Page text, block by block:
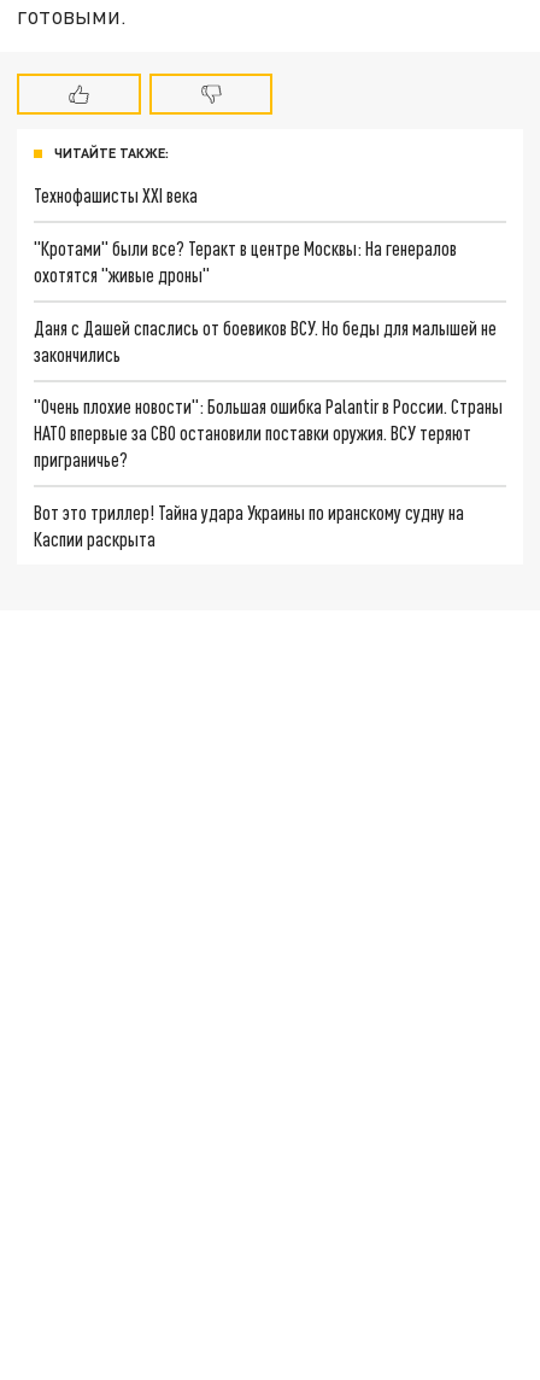
готовыми.
ЧИТАЙТЕ ТАКЖЕ:
Технофашисты XXI века
"Кротами" были все? Теракт в центре Москвы: На генералов
охотятся "живые дроны"
Даня с Дашей спаслись от боевиков ВСУ. Но беды для малышей не
закончились
"Очень плохие новости": Большая ошибка Palantir в России. Страны
НАТО впервые за СВО остановили поставки оружия. ВСУ теряют
приграничье?
Вот это триллер! Тайна удара Украины по иранскому судну на
Каспии раскрыта